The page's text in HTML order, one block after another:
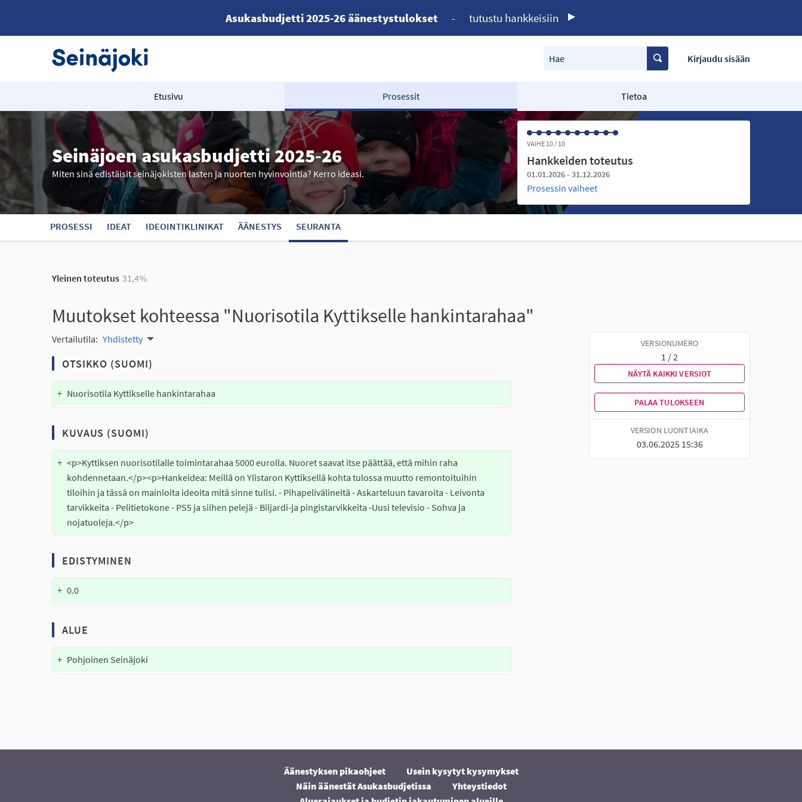
Asukasbudjetti 2025-26 äänestystulokset - tutustu hankkeisiin
Hae Kirjaudu sisään
Etusivu Prosessit Tietoa
Seinäjoen asukasbudjetti 2025-26
Miten sinä edistäisit seinäjokisten lasten ja nuorten hyvinvointia? Kerro ideasi.
VAIHE 10 / 10
Hankkeiden toteutus
01.01.2026 - 31.12.2026
Prosessin vaiheet
PROSESSI IDEAT IDEOINTIKLINIKAT ÄÄNESTYS SEURANTA
Yleinen toteutus 31,4%
Muutokset kohteessa "Nuorisotila Kyttikselle hankintarahaa"
Vertailutila: Yhdistetty
OTSIKKO (SUOMI)
+ Nuorisotila Kyttikselle hankintarahaa
KUVAUS (SUOMI)
+ <p>Kyttiksen nuorisotilalle toimintarahaa 5000 eurolla. Nuoret saavat itse päättää, että mihin raha
kohdennetaan.</p><p>Hankeidea: Meillä on Ylistaron Kyttiksellä kohta tulossa muutto remontoituihin
tiloihin ja tässä on mainioita ideoita mitä sinne tulisi. - Pihapelivälineitä - Askarteluun tavaroita - Leivonta
tarvikkeita - Pelitietokone - PS5 ja siihen pelejä - Biljardi-ja pingistarvikkeita -Uusi televisio - Sohva ja
nojatuoleja.</p>
EDISTYMINEN
+ 0.0
ALUE
+ Pohjoinen Seinäjoki
VERSIONUMERO
1 / 2
NÄYTÄ KAIKKI VERSIOT
PALAA TULOKSEEN
VERSION LUONTIAIKA
03.06.2025 15:36
Äänestyksen pikaohjeet
Usein kysytyt kysymykset
Näin äänestät Asukasbudjetissa
Yhteystiedot